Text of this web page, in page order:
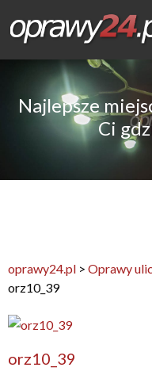
Najlepsze
Ci
oprawy24.pl > Oprawy
orz10_39
orz10_39